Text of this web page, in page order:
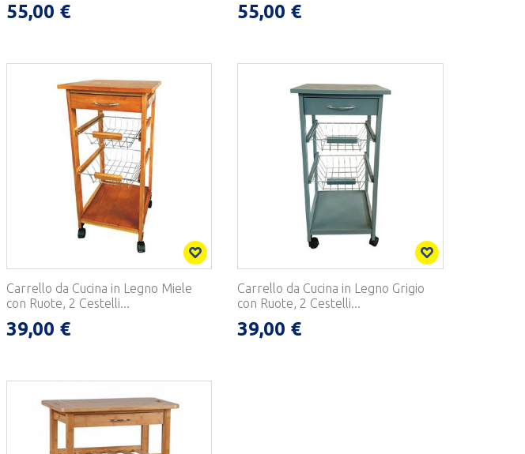
55,00 € 55,00 €
Carrello da Cucina in Legno Miele
con Ruote, 2 Cestelli...
39,00 €
Carrello da Cucina in Legno Grigio
con Ruote, 2 Cestelli...
39,00 €